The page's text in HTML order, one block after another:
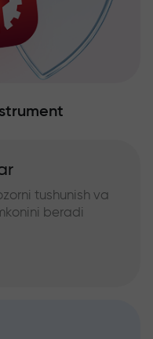
tushunish va
beradi